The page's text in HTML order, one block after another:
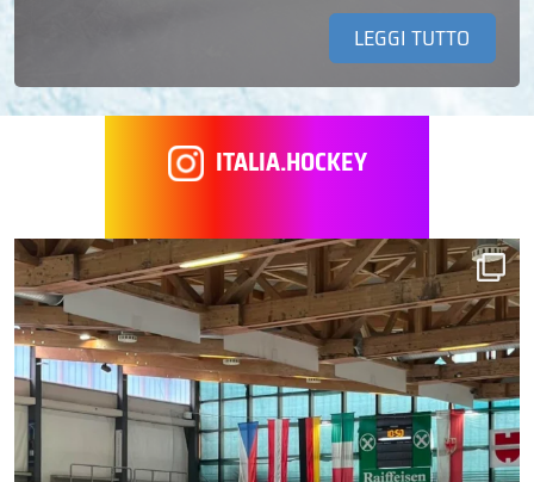
LEGGI TUTTO
ITALIA.HOCKEY